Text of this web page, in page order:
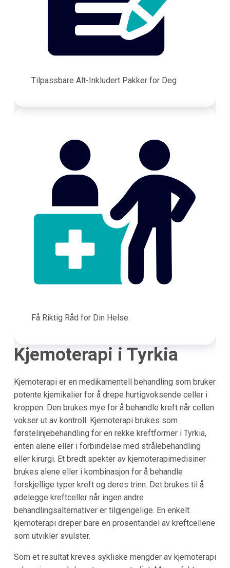
Tilpassbare Alt-Inkludert Pakker for Deg
Få Riktig Råd for Din Helse
Kjemoterapi i Tyrkia
Kjemoterapi er en medikamentell behandling som bruker
potente kjemikalier for å drepe hurtigvoksende celler i
kroppen. Den brukes mye for å behandle kreft når cellen
vokser ut av kontroll. Kjemoterapi brukes som
førstelinjebehandling for en rekke kreftformer i Tyrkia,
enten alene eller i forbindelse med strålebehandling
eller kirurgi. Et bredt spekter av kjemoterapimedisiner
brukes alene eller i kombinasjon for å behandle
forskjellige typer kreft og deres trinn. Det brukes til å
ødelegge kreftceller når ingen andre
behandlingsalternativer er tilgjengelige. En enkelt
kjemoterapi dreper bare en prosentandel av kreftcellene
som utvikler svulster.
Som et resultat kreves sykliske mengder av kjemoterapi